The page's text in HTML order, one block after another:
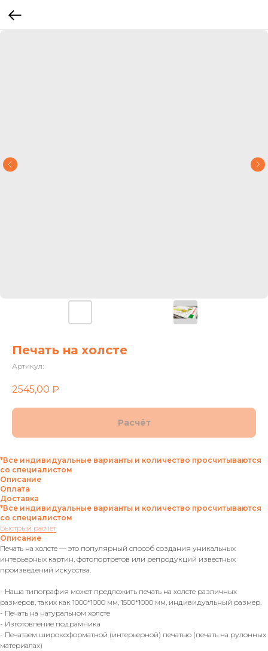
Печать на холсте
Артикул:
2545,00 ₽
Расчёт
*Все индивидуальные варианты и количество просчитываются
со специалистом
Описание
Оплата
Доставка
*Все индивидуальные варианты и количество просчитываются
со специалистом
Быстрый расчет
Описание
Печать на холсте — это популярный способ создания уникальных
интерьерных картин, фотопортретов или репродукций известных
произведений искусства.
- Наша типография может предложить печать на холсте различных
размеров, таких как 1000*1000 мм, 1500*1000 мм, индивидуальный размер.
- Печать на натуральном холсте
- Изготовление подрамника
- Печатаем широкоформатной (интерьерной) печатью (печать на рулонных
материалах)